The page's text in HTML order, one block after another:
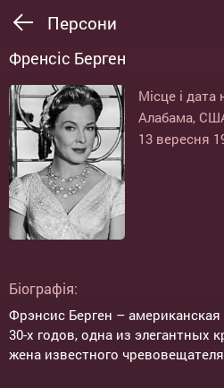
Персони
Френсіс Берген
Місце і
Алабама,
13 вересня
Біографія:
Фрэнсис Берген –
30-х годов, одна из элегантных
жена известного